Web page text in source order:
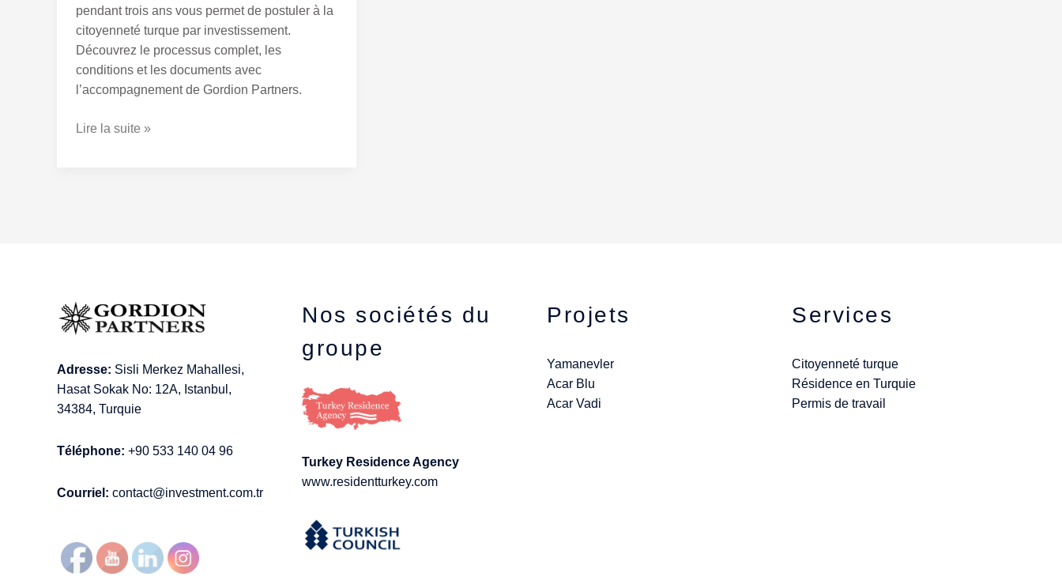
pendant trois ans vous permet de postuler à la
citoyenneté turque par investissement.
Découvrez le processus complet, les
conditions et les documents avec
l’accompagnement de Gordion Partners.
Lire la suite »
Adresse: Sisli Merkez Mahallesi,
Hasat Sokak No: 12A, Istanbul,
34384, Turquie
Téléphone: +90 533 140 04 96
Courriel: contact@investment.com.tr
Nos sociétés du
groupe
Turkey Residence Agency
www.residentturkey.com
Projets
Yamanevler
Acar Blu
Acar Vadi
Services
Citoyenneté turque
Résidence en Turquie
Permis de travail